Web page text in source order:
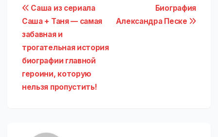
Навигация
по
записям
Биография
Александра Песке
Саша из сериала
Саша + Таня — самая
забавная и
трогательная история
биографии главной
героини, которую
нельзя пропустить!